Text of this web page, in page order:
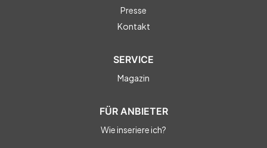
Presse
Kontakt
SERVICE
Magazin
FÜR ANBIETER
Wie inseriere ich?